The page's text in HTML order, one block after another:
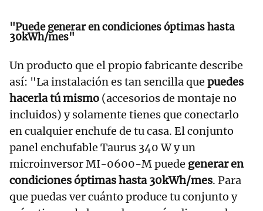
"Puedegenerar en condiciones óptimas hasta
30kWh/mes"
Un producto que el propio fabricante describe
así: "La instalación es tan sencilla que puedes
hacerla tú mismo (accesorios de montaje no
incluidos) y solamente tienes que conectarlo
en cualquier enchufe de tu casa. El conjunto
panel enchufable Taurus 340 W y un
microinversor MI-0600-M puede generar en
condiciones óptimas hasta 30kWh/mes. Para
que puedas ver cuánto produce tu conjunto y